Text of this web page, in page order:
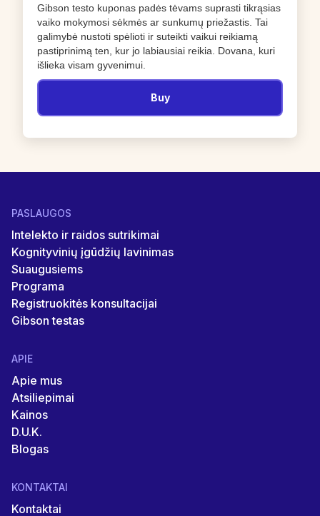
Gibson testo kuponas padės tėvams suprasti tikrąsias
vaiko mokymosi sėkmės ar sunkumų priežastis. Tai
galimybė nustoti spėlioti ir suteikti vaikui reikiamą
pastiprinimą ten, kur jo labiausiai reikia. Dovana, kuri
išlieka visam gyvenimui.
Buy
PASLAUGOS
Intelekto ir raidos sutrikimai
Kognityvinių įgūdžių lavinimas
Suaugusiems
Programa
Registruokitės konsultacijai
Gibson testas
APIE
Apie mus
Atsiliepimai
Kainos
D.U.K.
Blogas
KONTAKTAI
Kontaktai